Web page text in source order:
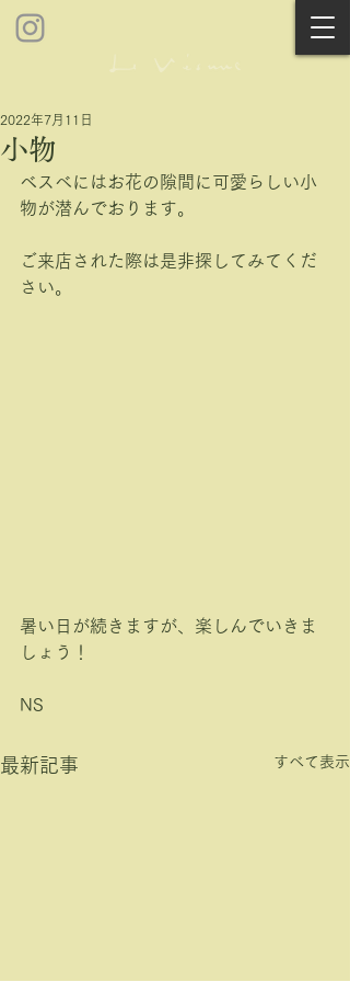
小物
2022年7月11日
ベスべにはお花の隙間に可愛らしい小
物が潜んでおります。
ご来店された際は是非探してみてくだ
さい。
暑い日が続きますが、楽しんでいきま
しょう！
NS
最新記事 すべて表示